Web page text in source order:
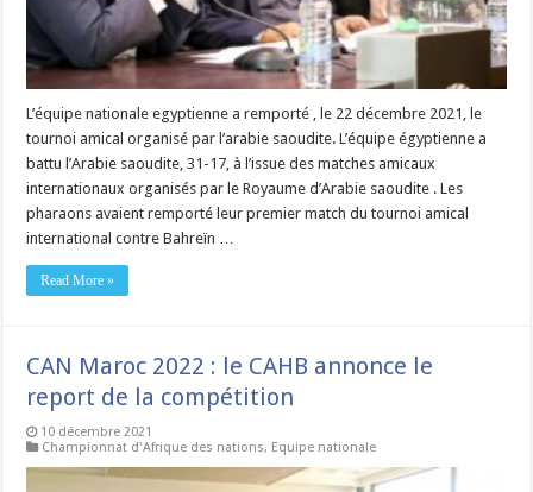
L’équipe nationale egyptienne a remporté , le 22 décembre 2021, le
tournoi amical organisé par l’arabie saoudite. L’équipe égyptienne a
battu l’Arabie saoudite, 31-17, à l’issue des matches amicaux
internationaux organisés par le Royaume d’Arabie saoudite . Les
pharaons avaient remporté leur premier match du tournoi amical
international contre Bahreïn …
Read More »
CAN Maroc 2022 : le CAHB annonce le
report de la compétition
10 décembre 2021
Championnat d'Afrique des nations, Equipe nationale